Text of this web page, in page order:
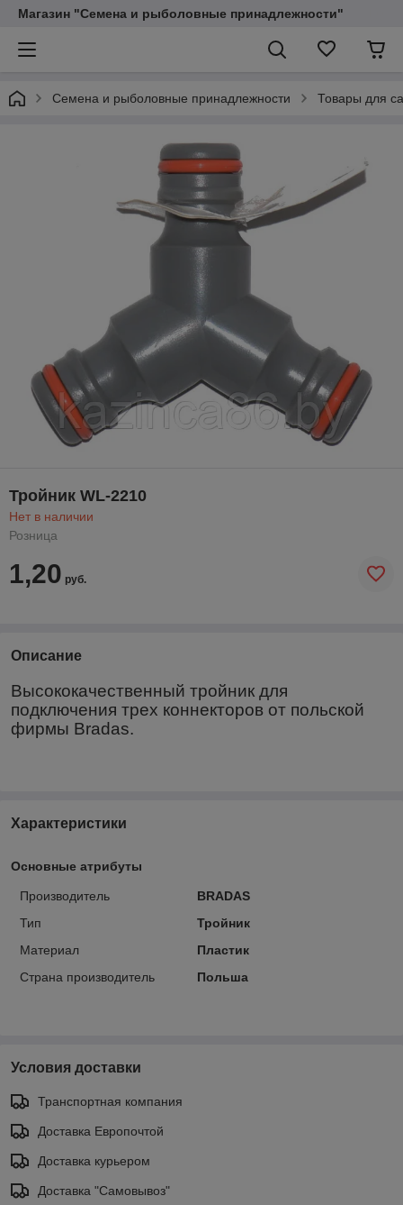
Магазин "Семена и рыболовные принадлежности"
Семена и рыболовные принадлежности Товары для
Тройник WL-2210
Нет в наличии
Розница
1,20 руб.
Описание
Высококачественный тройник для
подключения трех коннекторов от польской
фирмы Bradas.
Характеристики
Основные атрибуты
Производитель
BRADAS
Тип
Тройник
Материал
Пластик
Страна производитель
Польша
Условия доставки
Транспортная компания
Доставка Европочтой
Доставка курьером
Доставка "Самовывоз"